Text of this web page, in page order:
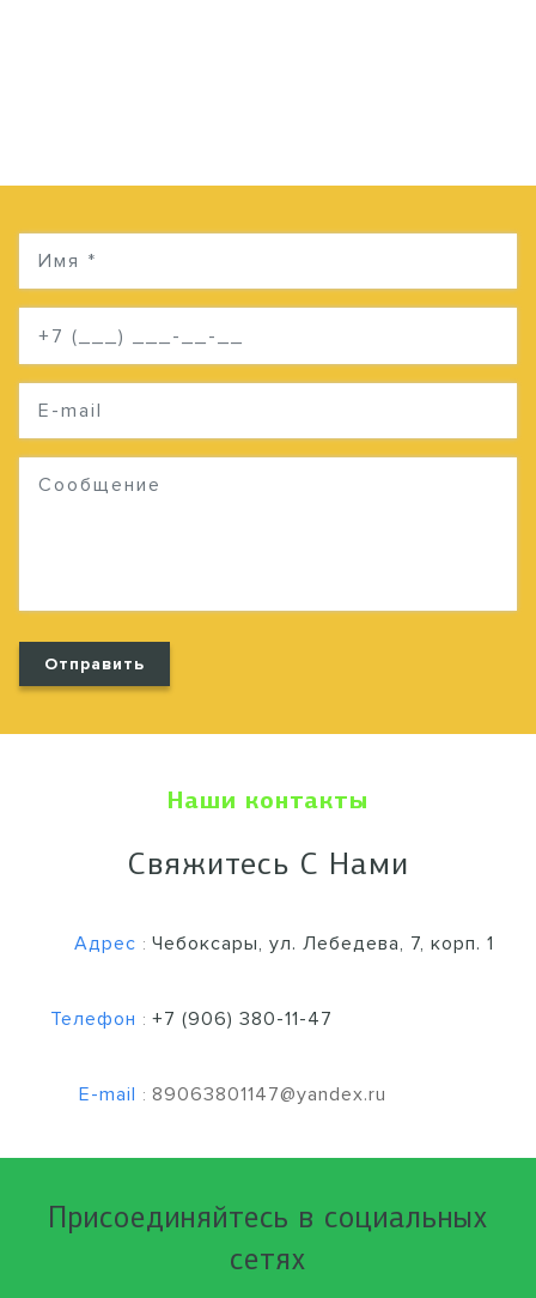
Наши контакты
Свяжитесь С Нами
Адрес : Чебоксары, ул. Лебедева, 7, корп. 1
Телефон : +7 (906) 380-11-47
E-mail : 89063801147@yandex.ru
Присоединяйтесь в социальных
сетях